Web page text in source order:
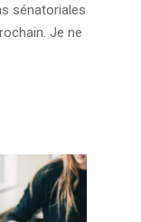
sénatoriales
Je ne